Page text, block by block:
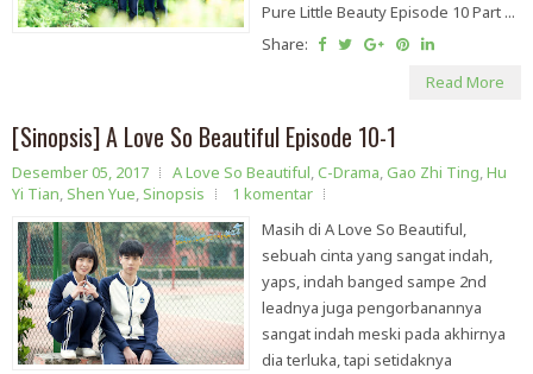
Pure Little Beauty Episode 10 Part ...
Share:
Read More
[Sinopsis] A Love So Beautiful Episode 10-1
Desember 05, 2017 A Love So Beautiful,C-Drama,Gao Zhi Ting,Hu
Yi Tian, Shen Yue, Sinopsis
1 komentar
Masih di A Love So Beautiful,
sebuah cinta yang sangat indah,
yaps, indah banged sampe 2nd
leadnya juga pengorbanannya
sangat indah meski pada akhirnya
dia terluka, tapi setidaknya